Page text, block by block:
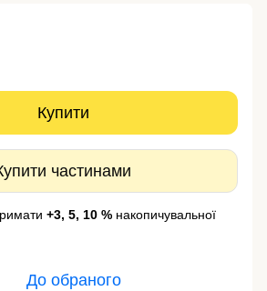
Купити
частинами
+3, 5, 10 % накопичувальної
До обраного